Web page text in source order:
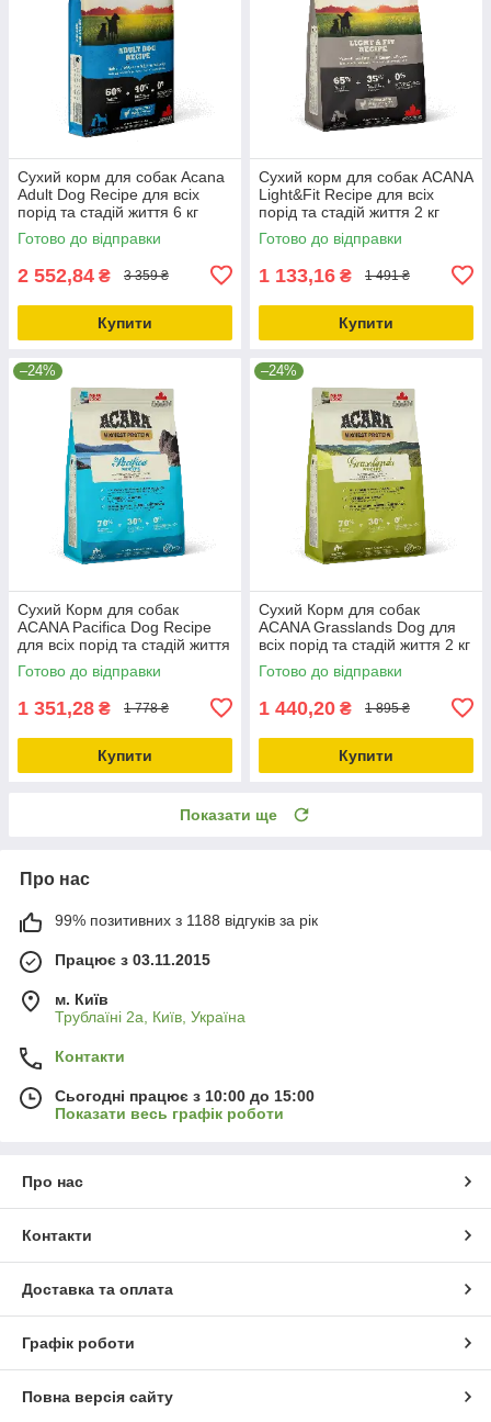
Сухий корм для собак Acana
Adult Dog Recipe для всіх
порід та стадій життя 6 кг
(a52560)
Готово до відправки
2 552,84 ₴ 3 359 ₴
Купити
Сухий корм для собак ACANA
Light&Fit Recipe для всіх
порід та стадій життя 2 кг
(a51220)
Готово до відправки
1 133,16 ₴ 1 491 ₴
Купити
–24%
Сухий Корм для собак
ACANA Pacifica Dog Recipe
для всіх порід та стадій життя
2 кг (a54120)
Готово до відправки
1 351,28 ₴ 1 778 ₴
Купити
–24%
Сухий Корм для собак
ACANA Grasslands Dog для
всіх порід та стадій життя 2 кг
(a54220)
Готово до відправки
1 440,20 ₴ 1 895 ₴
Купити
Показати ще
Про нас
99% позитивних з 1188 відгуків за рік
Працює з 03.11.2015
м. Київ
Трублаїні 2а, Київ, Україна
Контакти
Сьогодні працює з 10:00 до 15:00
Показати весь графік роботи
Про нас
Контакти
Доставка та оплата
Графік роботи
Повна версія сайту